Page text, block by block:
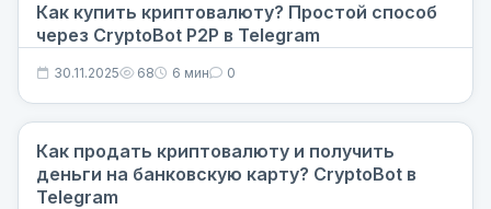
Как купить криптовалюту? Простой способ
через CryptoBot P2P в Telegram
30.11.2025 68 6 мин 0
Как продать криптовалюту и получить
деньги на банковскую карту? CryptoBot в
Telegram